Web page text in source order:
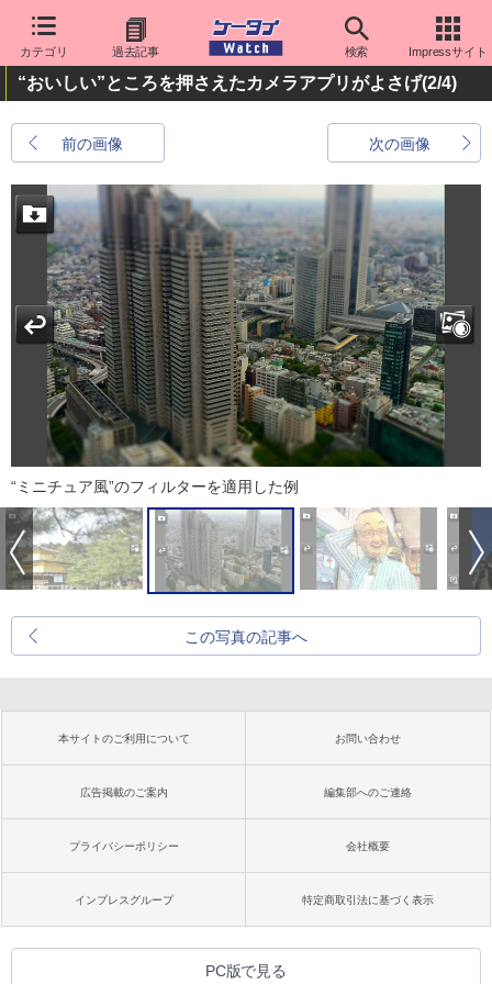
カテゴリ 過去記事 検索 Impressサイト
“おいしい”ところを押さえたカメラアプリがよさげ(2/4)
前の画像 次の画像
“ミニチュア風”のフィルターを適用した例
この写真の記事へ
本サイトのご利用について お問い合わせ
広告掲載のご案内 編集部へのご連絡
プライバシーポリシー 会社概要
インプレスグループ 特定商取引法に基づく表示
PC版で見る